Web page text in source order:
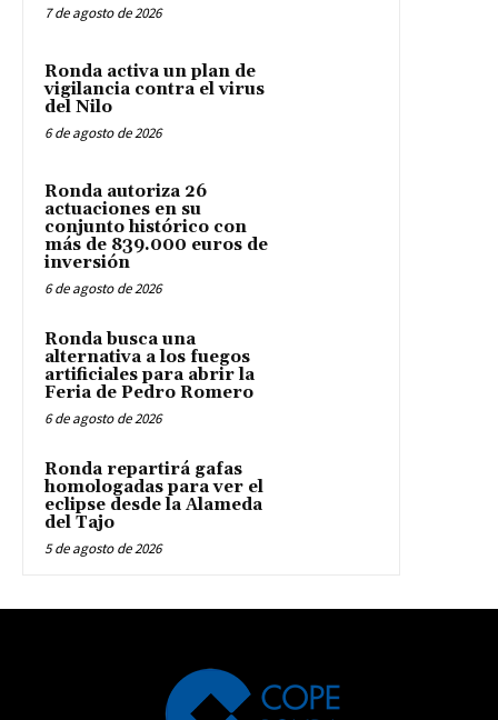
7 de agosto de 2026
Ronda activa un plan de
vigilancia contra el virus
del Nilo
6 de agosto de 2026
Ronda autoriza 26
actuaciones en su
conjunto histórico con
más de 839.000 euros de
inversión
6 de agosto de 2026
Ronda busca una
alternativa a los fuegos
artificiales para abrir la
Feria de Pedro Romero
6 de agosto de 2026
Ronda repartirá gafas
homologadas para ver el
eclipse desde la Alameda
del Tajo
5 de agosto de 2026